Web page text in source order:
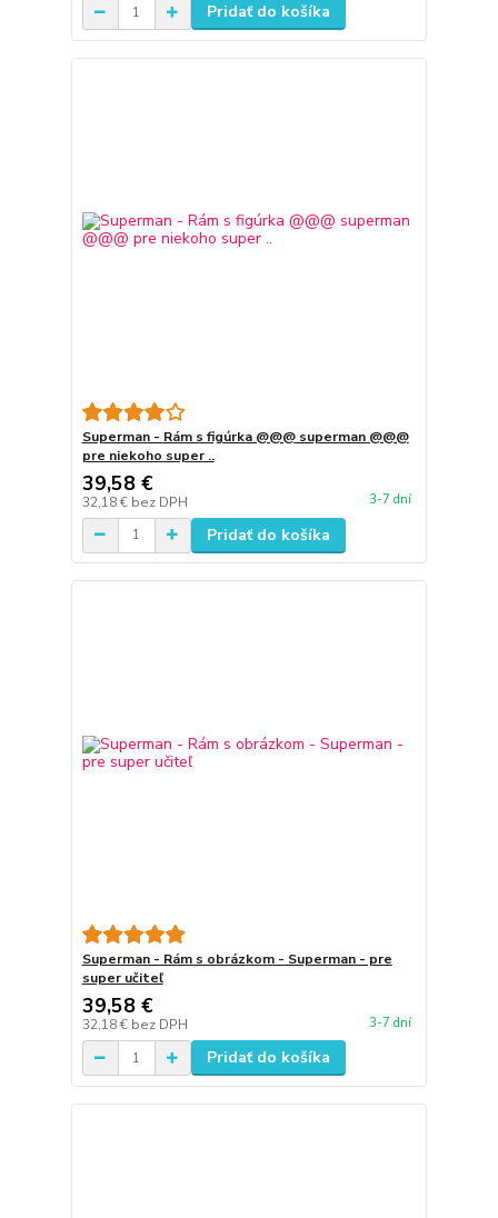
Pridať do košíka
Superman - Rám s figúrka @@@ superman @@@
pre niekoho super ..
39,58 €
32,18 € bez DPH 3-7 dní
Pridať do košíka
Superman - Rám s obrázkom - Superman - pre
super učiteľ
39,58 €
32,18 € bez DPH 3-7 dní
Pridať do košíka